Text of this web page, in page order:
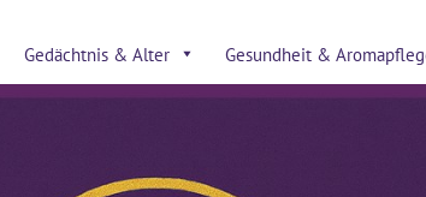
Gedächtnis & Alter Gesundheit &